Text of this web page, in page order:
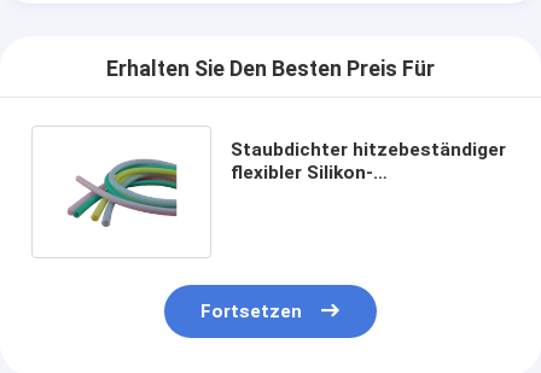
Erhalten Sie Den Besten Preis Für
Staubdichter hitzebeständiger
flexibler Silikon-
Fortsetzen